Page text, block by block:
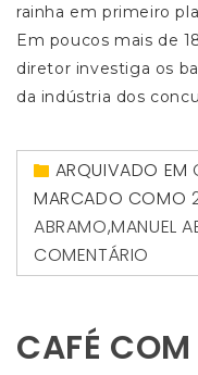
rainha em primeiro
Em poucos mais de
diretor investiga os
da indústria dos
ARQUIVADO EM
MARCADO COMO
ABRAMO,MANUEL
COMENTÁRIO
CAFÉ COM